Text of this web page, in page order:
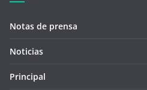
Notas de prensa
Noticias
Principal